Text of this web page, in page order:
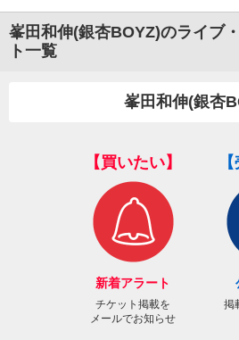
峯田和伸(銀杏BOYZ)のライブ
ト一覧
峯田和伸(銀杏
【買いたい】
新着アラート
チケット掲載を
メールでお知らせ
掲